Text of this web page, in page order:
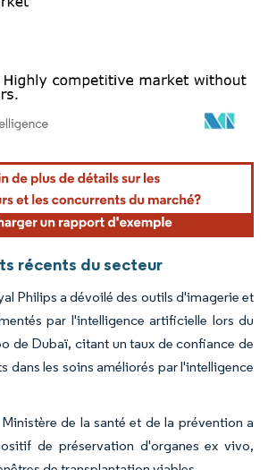
La réutilisation nécessite une attribution sous CC BY
récents du secteur
Philips a dévoilé des outils d'imagerie et
par l'intelligence artificielle lors du
de Dubaï, citant un taux de confiance de
dans les soins améliorés par l'intelligence
de la santé et de la prévention a
de préservation d'organes ex vivo,